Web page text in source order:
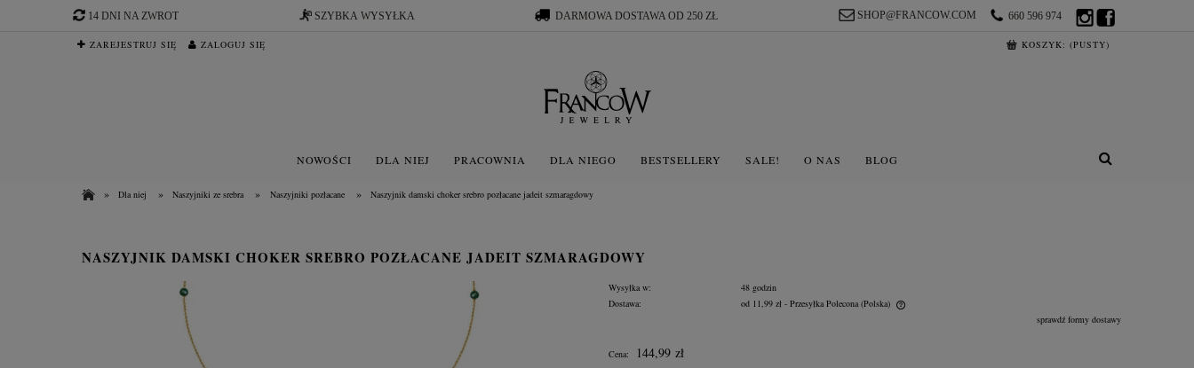
14 DNI NA ZWROT SZYBKA WYSYŁKA DARMOWA DOSTAWA OD 250 ZŁ 660 596 974
SHOP@FRANCOW.COM
ZAREJESTRUJ SIĘ ZALOGUJ SIĘ KOSZYK: (PUSTY)
NOWOŚCI DLA NIEJ PRACOWNIA DLA NIEGO BESTSELLERY SALE! O NAS BLOG
» Dla niej » Naszyjniki ze srebra » Naszyjniki pozłacane » Naszyjnik damski choker srebro pozłacane jadeit szmaragdowy
NASZYJNIK DAMSKI CHOKER SREBRO POZŁACANE JADEIT SZMARAGDOWY
Wysyłka w:
48 godzin
Dostawa:
od 11,99 zł - Przesyłka Polecona (Polska)
płatności
sprawdź formy dostawy
Cena: 144,99 zł